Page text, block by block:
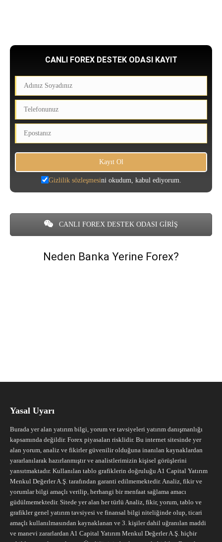
CANLI FOREX DESTEK ODASI KAYIT
Gizlilik sözleşmesini okudum, kabul ediyorum.
CANLI FOREX DESTEK ODASI GİRİŞ
Neden Banka Yerine Forex?
Yasal Uyarı
Burada yer alan yatırım bilgi, yorum ve tavsiyeleri yatırım danışmanlığı
kapsamında değildir. Forex piyasaları risklidir. Bu internet sitesinde yer
alan yorum, analiz ve fikirler güvenilir olduğuna inanılan kaynaklardan
yararlanılarak hazırlanmıştır ve analistlerimizin kişisel görüşlerini
yansıtmaktadır. Kullanılan tablo grafiklerin doğruluğu A1 Capital Yatırım
Menkul Değerler A.Ş. tarafından garanti edilmemektedir. Analiz, fikir ve
yorumlar bilgi amaçlı verilip, herhangi bir menfaat sağlama amacı
güdülmemektedir. Sitede yer alan her türlü Analiz, fikir, yorum, tablo ve
grafikler genel yatırım tavsiyesi ve finansal bilgi niteliğinde olup, ticari
amaçlı kullanılmasından kaynaklanan ve 3. kişiler dahil uğranılan maddi
ve manevi zararlardan A1 Capital Yatırım Menkul Değerler A.Ş. hiçbir